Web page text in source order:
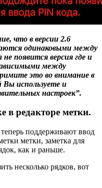
что в версии 2.6
одинаковыми между
появится версия где и
между
это во внимание в
Вы используете и
настроек”.
в редакторе метки.
поддерживают ввод
метки, заметка для
как и раньше.
несколько рядков, вот